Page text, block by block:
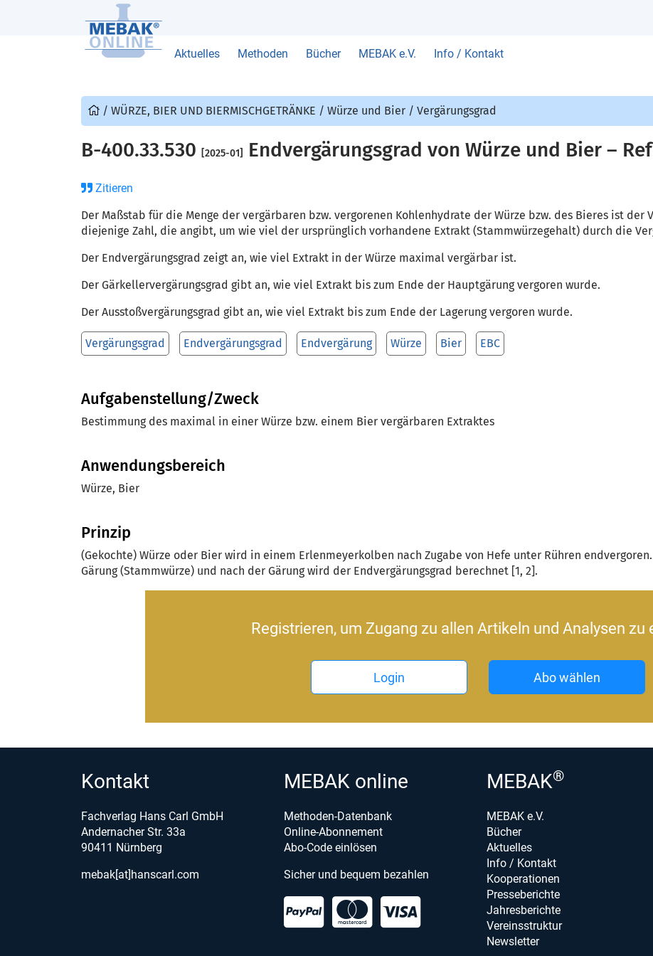
Aktuelles Methoden Bücher MEBAK e.V. Info / Kontakt
/ WÜRZE, BIER UND BIERMISCHGETRÄNKE / Würze und Bier / Vergärungsgrad
B-400.33.530 [2025-01] Endvergärungsgrad von Würze und Bier –
Zitieren
Der Maßstab für die Menge der vergärbaren bzw. vergorenen Kohlenhydrate der Würze bzw. des Bieres ist der
diejenige Zahl, die angibt, um wie viel der ursprünglich vorhandene Extrakt (Stammwürzegehalt) durch die
Der Endvergärungsgrad zeigt an, wie viel Extrakt in der Würze maximal vergärbar ist.
Der Gärkellervergärungsgrad gibt an, wie viel Extrakt bis zum Ende der Hauptgärung vergoren wurde.
Der Ausstoßvergärungsgrad gibt an, wie viel Extrakt bis zum Ende der Lagerung vergoren wurde.
Vergärungsgrad Endvergärungsgrad Endvergärung Würze Bier EBC
Aufgabenstellung/Zweck
Bestimmung des maximal in einer Würze bzw. einem Bier vergärbaren Extraktes
Anwendungsbereich
Würze, Bier
Prinzip
(Gekochte) Würze oder Bier wird in einem Erlenmeyerkolben nach Zugabe von Hefe unter Rühren
Gärung (Stammwürze) und nach der Gärung wird der Endvergärungsgrad berechnet [1, 2].
Registrieren, um Zugang zu allen Artikeln und Analysen zu
Login Abo wählen
Kontakt
Fachverlag Hans Carl GmbH
Andernacher Str. 33a
90411 Nürnberg
mebak[at]hanscarl.com
MEBAK online
Methoden-Datenbank
Online-Abonnement
Abo-Code einlösen
Sicher und bequem bezahlen
MEBAK®
MEBAK e.V.
Bücher
Aktuelles
Info / Kontakt
Kooperationen
Presseberichte
Jahresberichte
Vereinsstruktur
Newsletter